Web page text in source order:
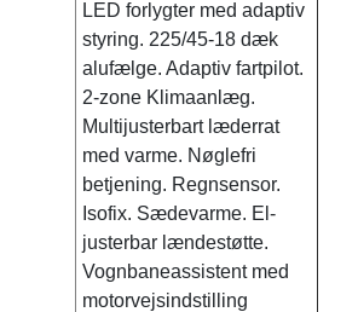
LED forlygter med adaptiv
styring. 225/45-18 dæk
alufælge. Adaptiv fartpilot.
2-zone Klimaanlæg.
Multijusterbart læderrat
med varme. Nøglefri
betjening. Regnsensor.
Isofix. Sædevarme. El-
justerbar lændestøtte.
Vognbaneassistent med
motorvejsindstilling